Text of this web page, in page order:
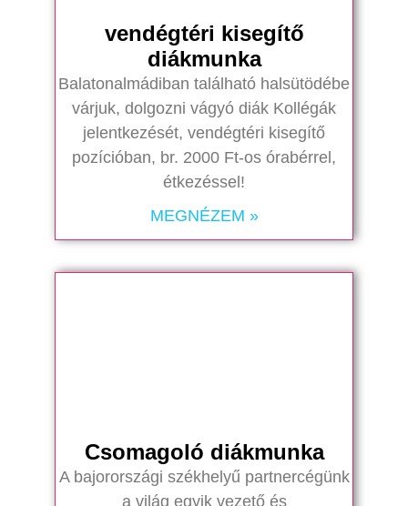
vendégtéri kisegítő
diákmunka
Balatonalmádiban található halsütödébe
várjuk, dolgozni vágyó diák Kollégák
jelentkezését, vendégtéri kisegítő
pozícióban, br. 2000 Ft-os órabérrel,
étkezéssel!
MEGNÉZEM »
Csomagoló diákmunka
A bajorországi székhelyű partnercégünk
a világ egyik vezető és